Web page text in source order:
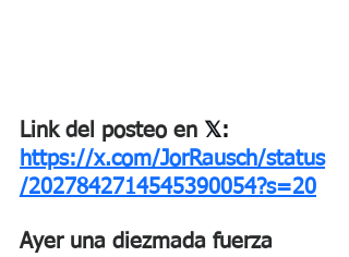
Link del posteo en 𝕏:
https://x.com/JorRausch/status
/2027842714545390054?s=20
Ayer una diezmada fuerza